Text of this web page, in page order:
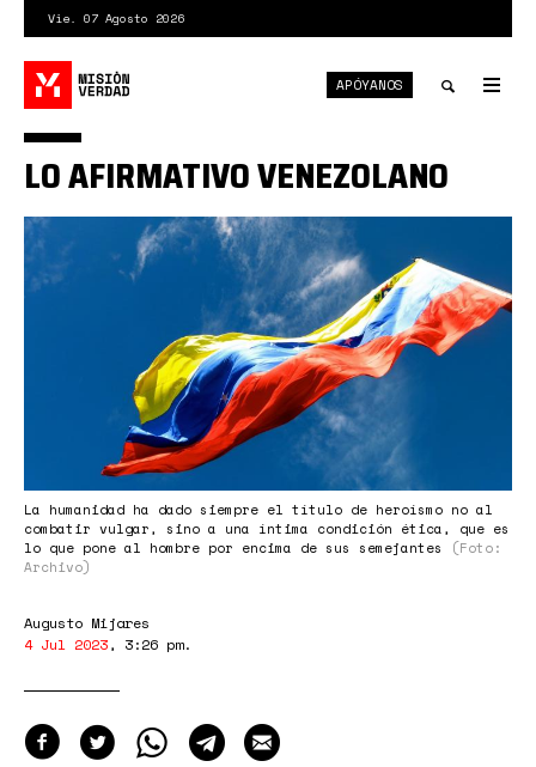
contenido
principal
Vie. 07 Agosto 2026
search
APÓYANOS
bandera
ven1.jpeg
La humanidad ha dado siempre el título de heroísmo no al
combatir vulgar, sino a una íntima condición ética, que es
lo que pone al hombre por encima de sus semejantes
(Foto:
Archivo)
LO AFIRMATIVO VENEZOLANO
Augusto Mijares
4 Jul 2023, 3:26 pm.